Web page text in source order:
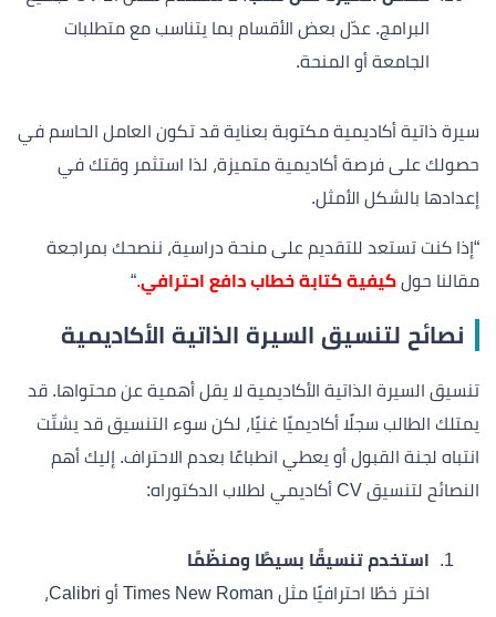
البرامج. عدّل بعض الأقسام بما يتناسب مع متطلبات
الجامعة أو المنحة.
سيرة ذاتية أكاديمية مكتوبة بعناية قد تكون العامل الحاسم في
حصولك على فرصة أكاديمية متميزة، لذا استثمر وقتك في
إعدادها بالشكل الأمثل.
“إذا كنت تستعد للتقديم على منحة دراسية، ننصحك بمراجعة
مقالنا حول كيفية كتابة خطاب دافع احترافي.
“
نصائح لتنسيق السيرة الذاتية الأكاديمية
تنسيق السيرة الذاتية الأكاديمية لا يقل أهمية عن محتواها. قد
يمتلك الطالب سجلًا أكاديميًا غنيًا، لكن سوء التنسيق قد يشتّت
انتباه لجنة القبول أو يعطي انطباعًا بعدم الاحتراف. إليك أهم
النصائح لتنسيق CV أكاديمي لطلاب الدكتوراه:
استخدم تنسيقًا بسيطًا ومنظّمًا
اختر خطًا احترافيًا مثل Times New Roman أو Calibri،